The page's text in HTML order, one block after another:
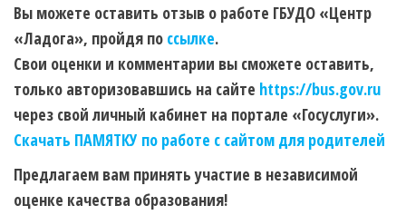
Вы можете оставить отзыв о работе ГБУДО «Центр
«Ладога», пройдя по ссылке.
Свои оценки и комментарии вы сможете оставить,
только авторизовавшись на сайте https://bus.gov.ru
через свой личный кабинет на портале «Госуслуги».
Скачать ПАМЯТКУ по работе с сайтом для родителей
Предлагаем вам принять участие в независимой
оценке качества образования!